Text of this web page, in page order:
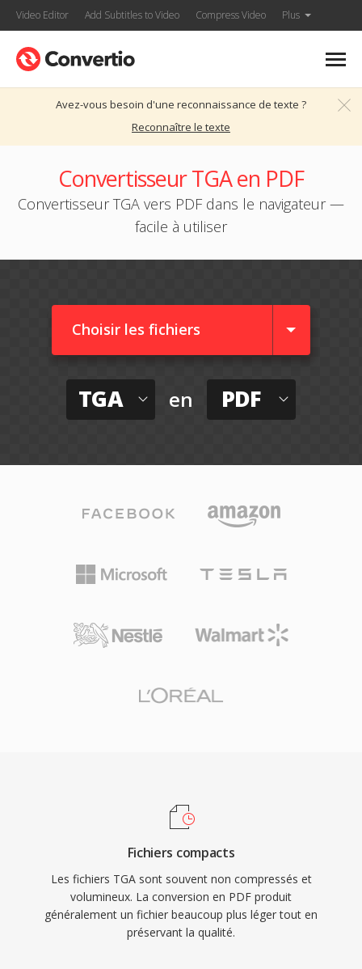
Video Editor Add Subtitles to Video Compress Video Plus
Avez-vous besoin d'une reconnaissance de texte ?
Reconnaître le texte
Convertisseur TGA en PDF
Convertisseur TGA vers PDF dans le navigateur —
facile à utiliser
Choisir les fichiers
TGA en PDF
Fichiers compacts
Les fichiers TGA sont souvent non compressés et
volumineux. La conversion en PDF produit
généralement un fichier beaucoup plus léger tout en
préservant la qualité.